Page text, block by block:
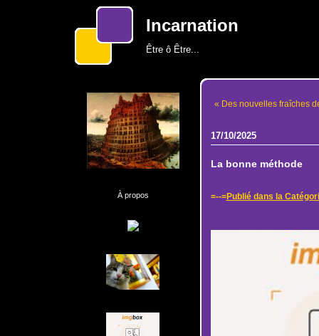
Incarnation
Être ô Être...
À propos
« Des nouvelles fraîches
17/10/2025
La bonne méthode
=--=Publié dans la